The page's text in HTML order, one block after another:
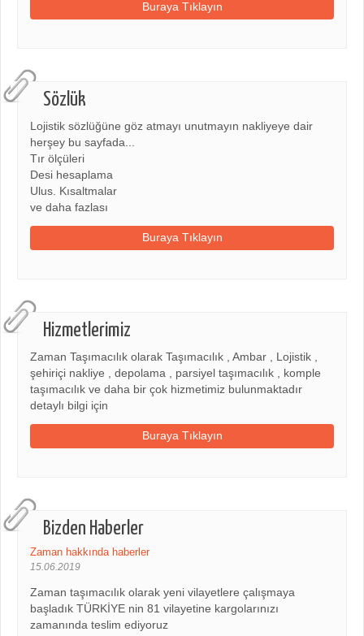
Buraya Tıklayın
Sözlük
Lojistik sözlüğüne göz atmayı unutmayın nakliyeye dair
herşey bu sayfada...
Tır ölçüleri
Desi hesaplama
Ulus. Kısaltmalar
ve daha fazlası
Buraya Tıklayın
Hizmetlerimiz
Zaman Taşımacılık olarak Taşımacılık , Ambar , Lojistik ,
şehiriçi nakliye , depolama , parsiyel taşımacılık , komple
taşımacılık ve daha bir çok hizmetimiz bulunmaktadır
detaylı bilgi için
Buraya Tıklayın
Bizden Haberler
Zaman hakkında haberler
15.06.2019
Zaman taşımacılık olarak yeni vilayetlere çalışmaya
başladık TÜRKİYE nin 81 vilayetine kargolarınızı
zamanında teslim ediyoruz